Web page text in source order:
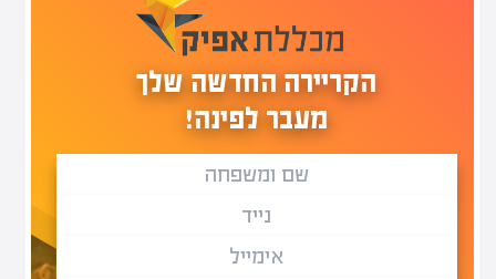
הקריירה החדשה שלך
מעבר לפינה!